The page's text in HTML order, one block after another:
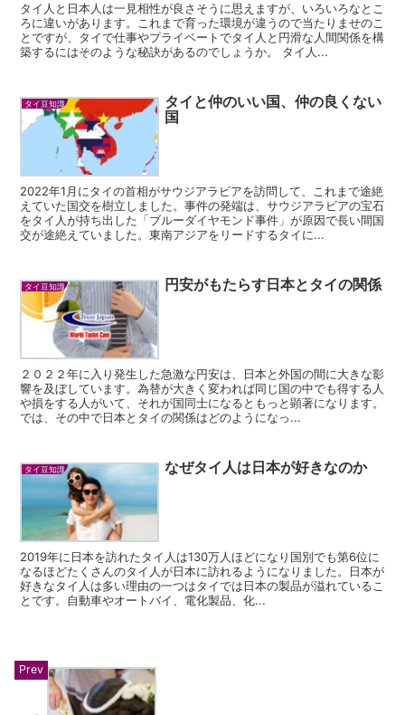
タイ人と日本人は一見相性が良さそうに思えますが、いろいろなとこ
ろに違いがあります。これまで育った環境が違うので当たりませのこ
とですが、タイで仕事やプライベートでタイ人と円滑な人間関係を構
築するにはそのような秘訣があるのでしょうか。 タイ人...
タイ豆知識
タイと仲のいい国、仲の良くない
国
2022年1月にタイの首相がサウジアラビアを訪問して、これまで途絶
えていた国交を樹立しました。事件の発端は、サウジアラビアの宝石
をタイ人が持ち出した「ブルーダイヤモンド事件」が原因で長い間国
交が途絶えていました。東南アジアをリードするタイに...
タイ豆知識 円安がもたらす日本とタイの関係
２０２２年に入り発生した急激な円安は、日本と外国の間に大きな影
響を及ぼしています。為替が大きく変われば同じ国の中でも得する人
や損をする人がいて、それが国同士になるともっと顕著になります。
では、その中で日本とタイの関係はどのようになっ...
タイ豆知識 なぜタイ人は日本が好きなのか
2019年に日本を訪れたタイ人は130万人ほどになり国別でも第6位に
なるほどたくさんのタイ人が日本に訪れるようになりました。日本が
好きなタイ人は多い理由の一つはタイでは日本の製品が溢れているこ
とです。自動車やオートバイ、電化製品、化...